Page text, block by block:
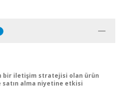
bir iletişim stratejisi olan ürün
alma niyetine etkisi